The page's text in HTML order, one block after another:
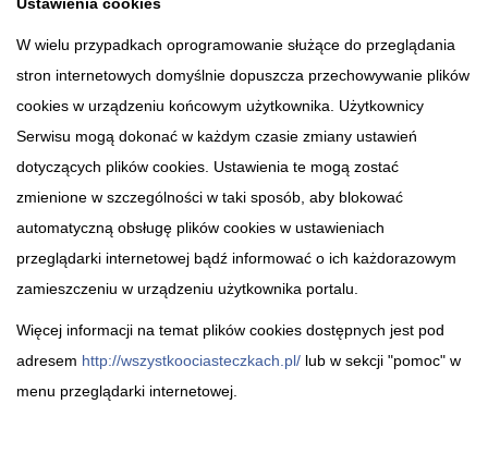
W wielu przypadkach oprogramowanie służące do przeglądania
stron internetowych domyślnie dopuszcza przechowywanie plików
cookies w urządzeniu końcowym użytkownika. Użytkownicy
Serwisu mogą dokonać w każdym czasie zmiany ustawień
dotyczących plików cookies. Ustawienia te mogą zostać
zmienione w szczególności w taki sposób, aby blokować
automatyczną obsługę plików cookies w ustawieniach
przeglądarki internetowej bądź informować o ich każdorazowym
zamieszczeniu w urządzeniu użytkownika portalu.
Więcej informacji na temat plików cookies dostępnych jest pod
adresem http://wszystkoociasteczkach.pl/ lub w sekcji "pomoc" w
menu przeglądarki internetowej.